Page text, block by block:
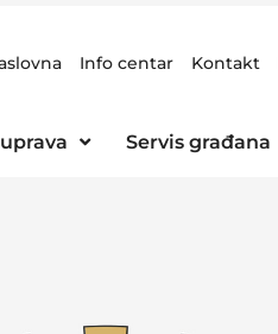
Info centar Kontakt
Servis građana